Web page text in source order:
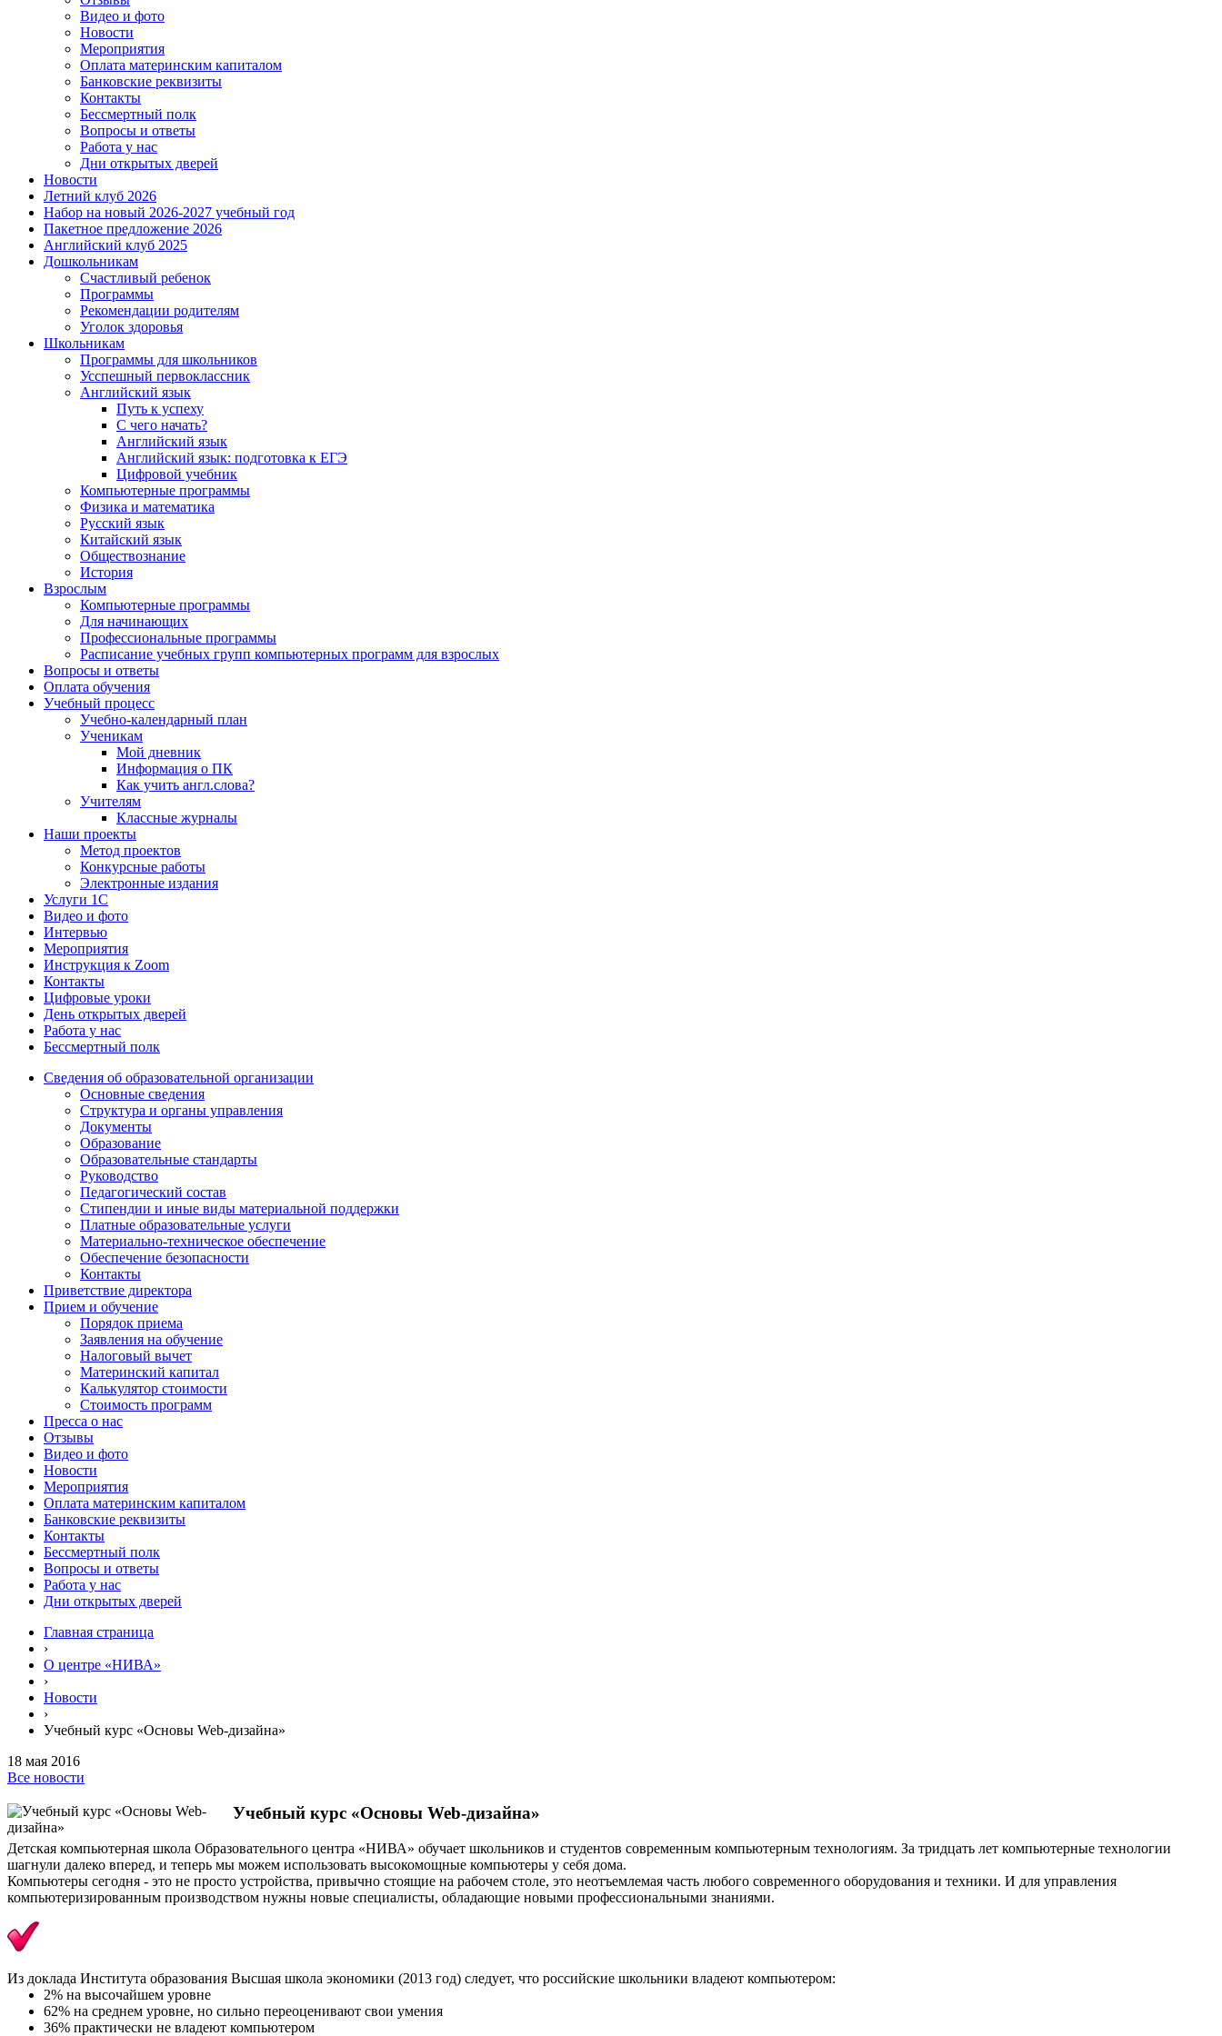
Видео и фото
Новости
Мероприятия
Оплата материнским капиталом
Банковские реквизиты
Контакты
Бессмертный полк
Вопросы и ответы
Работа у нас
Дни открытых дверей
Новости
Летний клуб 2026
Набор на новый 2026-2027 учебный год
Пакетное предложение 2026
Английский клуб 2025
Дошкольникам
Счастливый ребенок
Программы
Рекомендации родителям
Уголок здоровья
Школьникам
Программы для школьников
Усспешный первоклассник
Английский язык
Путь к успеху
С чего начать?
Английский язык
Английский язык: подготовка к ЕГЭ
Цифровой учебник
Компьютерные программы
Физика и математика
Русский язык
Китайский язык
Обществознание
История
Взрослым
Компьютерные программы
Для начинающих
Профессиональные программы
Расписание учебных групп компьютерных программ для взрослых
Вопросы и ответы
Оплата обучения
Учебный процесс
Учебно-календарный план
Ученикам
Мой дневник
Информация о ПК
Как учить англ.слова?
Учителям
Классные журналы
Наши проекты
Метод проектов
Конкурсные работы
Электронные издания
Услуги 1C
Видео и фото
Интервью
Мероприятия
Инструкция к Zoom
Контакты
Цифровые уроки
День открытых дверей
Работа у нас
Бессмертный полк
Сведения об образовательной организации
Основные сведения
Структура и органы управления
Документы
Образование
Образовательные стандарты
Руководство
Педагогический состав
Стипендии и иные виды материальной поддержки
Платные образовательные услуги
Материально-техническое обеспечение
Обеспечение безопасности
Контакты
Приветствие директора
Прием и обучение
Порядок приема
Заявления на обучение
Налоговый вычет
Материнский капитал
Калькулятор стоимости
Стоимость программ
Пресса о нас
Отзывы
Видео и фото
Новости
Мероприятия
Оплата материнским капиталом
Банковские реквизиты
Контакты
Бессмертный полк
Вопросы и ответы
Работа у нас
Дни открытых дверей
Главная страница
›
О центре «НИВА»
›
Новости
›
Учебный курс «Основы Web-дизайна»
18 мая 2016
Все новости
Учебный курс «Основы Web-дизайна»
Детская компьютерная школа Образовательного центра «НИВА» обучает школьников и студентов современным компьютерным технологиям. За тридцать лет компьютерные технологии
шагнули далеко вперед, и теперь мы можем использовать высокомощные компьютеры у себя дома.
Компьютеры сегодня - это не просто устройства, привычно стоящие на рабочем столе, это неотъемлемая часть любого современного оборудования и техники. И для управления
компьютеризированным производством нужны новые специалисты, обладающие новыми профессиональными знаниями.
Из доклада Института образования Высшая школа экономики (2013 год) следует, что российские школьники владеют компьютером:
2% на высочайшем уровне
62% на среднем уровне, но сильно переоценивают свои умения
36% практически не владеют компьютером